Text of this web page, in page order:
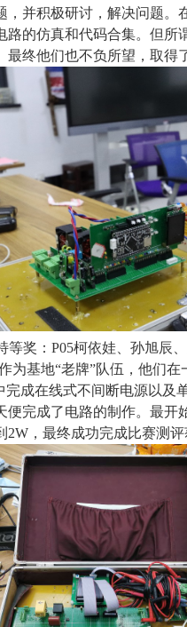
并积极研讨，解决问题
路的仿真和代码合集。 但所
终他们也不负所望，取得
等奖：P05柯依娃、孙旭辰
为基地“老牌”队伍，他们
成在线式不间断电源以及
完成了电路的制作。最开
，最终成功完成比赛测评